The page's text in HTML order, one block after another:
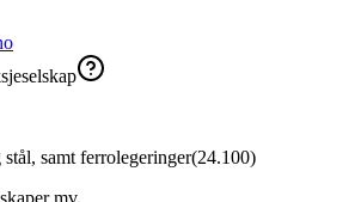
samt ferrolegeringer(24.100)